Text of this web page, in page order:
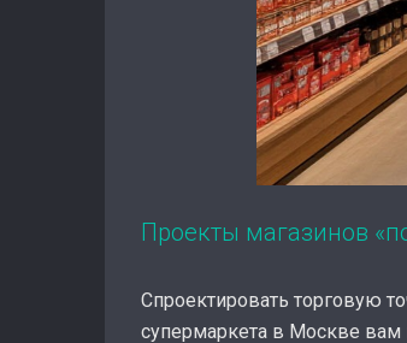
Проекты магазинов
Спроектировать торговую
супермаркета в Москве вам